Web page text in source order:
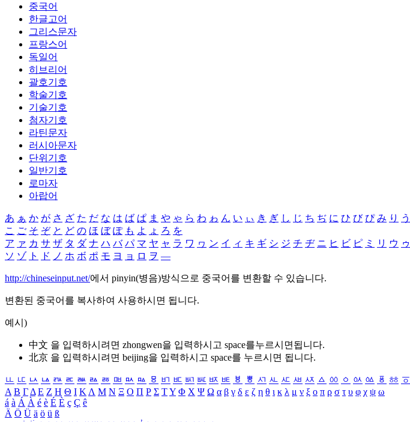
중국어
한글고어
그리스문자
프랑스어
독일어
히브리어
괄호기호
학술기호
기술기호
첨자기호
라틴문자
러시아문자
단위기호
일반기호
로마자
아랍어
あ ぁ か が さ ざ た だ な は ば ぱ ま や ゃ ら わ ゎ ん い ぃ き ぎ し じ ち ぢ に ひ び ぴ み り う
こ ご そ ぞ と ど の ほ ぼ ぽ も よ ょ ろ を
ア ァ カ サ ザ タ ダ ナ ハ バ パ マ ヤ ャ ラ ワ ヮ ン イ ィ キ ギ シ ジ チ ヂ ニ ヒ ビ ピ ミ リ ウ ゥ
ソ ゾ ト ド ノ ホ ボ ポ モ ヨ ョ ロ ヲ ―
http://chineseinput.net/에서 pinyin(병음)방식으로 중국어를 변환할 수 있습니다.
변환된 중국어를 복사하여 사용하시면 됩니다.
예시)
中文 을 입력하시려면 zhongwen을 입력하시고 space를누르시면됩니다.
北京 을 입력하시려면 beijing을 입력하시고 space를 누르시면 됩니다.
ㅥ ㅦ ㅧ ㅨ ㅩ ㅪ ㅫ ㅬ ㅭ ㅮ ㅯ ㅰ ㅱ ㅲ ㅳ ㅴ ㅵ ㅶ ㅷ ㅸ ㅹ ㅺ ㅻ ㅼ ㅽ ㅾ ㅿ ㆀ ㆁ ㆂ ㆃ ㆄ ㆅ ㆆ
Α Β ΓΔ Ε Ζ Η Θ Ι ΚΛ Μ Ν Ξ Ο Π Ρ Σ ΤΥ Φ Χ Ψ Ω α β γ δ ε ζ η θ ι κ λ μ ν ξ ο π ρ σ τ υ φ χ ψ ω
á à Á À é è É È ç Ç ê
Ä Ö Ü ä ö ü ß